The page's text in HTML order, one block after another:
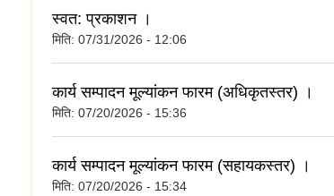
स्वत: प्रकाशन ।
मिति: 07/31/2026 - 12:06
कार्य सम्पादन मूल्यांकन फारम (अधिकृतस्तर) ।
मिति: 07/20/2026 - 15:36
कार्य सम्पादन मूल्यांकन फारम (सहायकस्तर) ।
मिति: 07/20/2026 - 15:34